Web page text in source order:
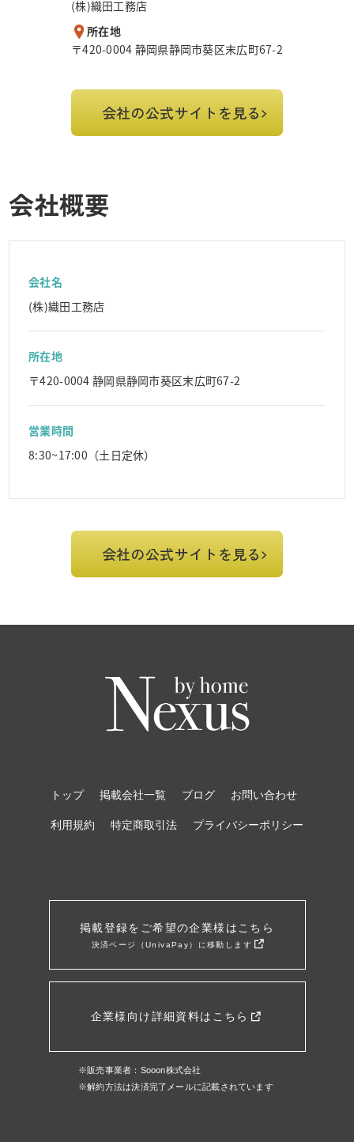
(株)織田工務店
所在地
〒420-0004 静岡県静岡市葵区末広町67-2
会社の公式サイトを見る
会社概要
会社名
(株)織田工務店
所在地
〒420-0004 静岡県静岡市葵区末広町67-2
営業時間
8:30~17:00（土日定休）
会社の公式サイトを見る
トップ 掲載会社一覧 ブログ お問い合わせ
利用規約 特定商取引法 プライバシーポリシー
掲載登録をご希望の企業様はこちら
決済ページ（UnivaPay）に移動します
企業様向け詳細資料はこちら
※販売事業者：Sooon株式会社
※解約方法は決済完了メールに記載されています